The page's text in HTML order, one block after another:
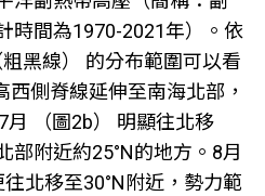
時間為1970-2021年）。依
黑線） 的分布範圍可以看
西側脊線延伸至南海北部，
月 （圖2b） 明顯往北移
部附近約25°N的地方。8月
北移至30°N附近，勢力範